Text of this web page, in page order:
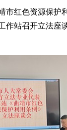
红色资源保护
作站召开立法